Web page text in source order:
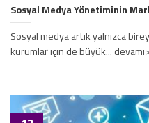
Sosyal Medya Yönetiminin
Sosyal medya artık yalnızca
kurumlar için de büyük... devamı>